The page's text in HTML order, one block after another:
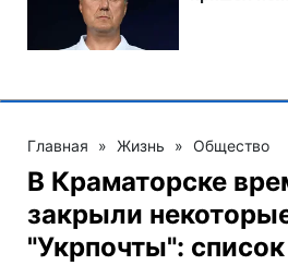
Главная » Жизнь » Общество
В Краматорске
закрыли
"Укрпочты":